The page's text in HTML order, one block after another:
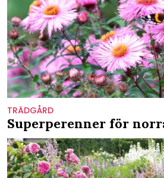
TRÄDGÅRD
Superperenner för